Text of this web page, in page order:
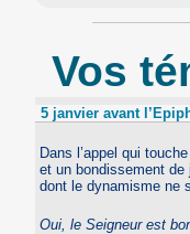
Vos
5 janvier avant
Dans l’appel qui
et un bondissement de
dont le dynamisme ne
Oui, le Seigneur est